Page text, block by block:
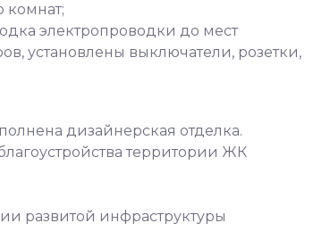
комнат;
электропроводки до мест
установлены выключатели, розетки,
дизайнерская отделка.
территории ЖК
развитой инфраструктуры